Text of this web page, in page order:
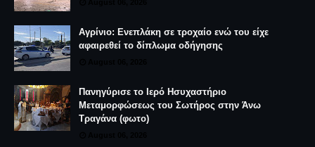
Αγρίνιο: Ενεπλάκη σε τροχαίο ενώ του είχε
αφαιρεθεί το δίπλωμα οδήγησης
Πανηγύρισε το Ιερό Ησυχαστήριο
Μεταμορφώσεως του Σωτήρος στην Άνω
Τραγάνα (φωτο)